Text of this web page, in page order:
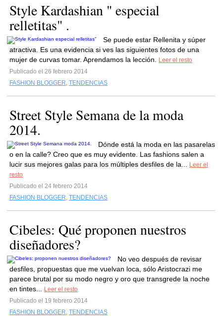
Style Kardashian " especial
relletitas" .
Se puede estar Rellenita y súper
atractiva. Es una evidencia si ves las siguientes fotos de una
mujer de curvas tomar. Aprendamos la lección.
Leer el resto
Publicado el 26 febrero 2014
FASHION BLOGGER, TENDENCIAS
Street Style Semana de la moda
2014.
Dónde está la moda en las pasarelas
o en la calle? Creo que es muy evidente. Las fashions salen a
lucir sus mejores galas para los múltiples desfiles de la...
Leer el
resto
Publicado el 24 febrero 2014
FASHION BLOGGER, TENDENCIAS
Cibeles: Qué proponen nuestros
diseñadores?
No veo después de revisar
desfiles, propuestas que me vuelvan loca, sólo Aristocrazi me
parece brutal por su modo negro y oro que transgrede la noche
en tintes...
Leer el resto
Publicado el 19 febrero 2014
FASHION BLOGGER, TENDENCIAS